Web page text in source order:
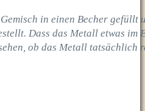
in einen Becher gefüllt
Dass das Metall etwas im
ob das Metall tatsächlich